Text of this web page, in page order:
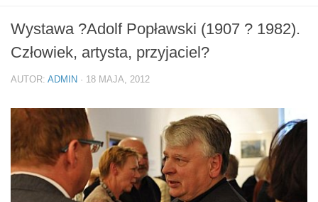
przed 1989
po 1989
Media
Galeria
Życiorys
Biuro Senatorskie
Polecane
Wystawa ?Adolf Popławski (1907 ? 1982).
Człowiek, artysta, przyjaciel?
AUTOR: ADMIN · 18 MAJA, 2012